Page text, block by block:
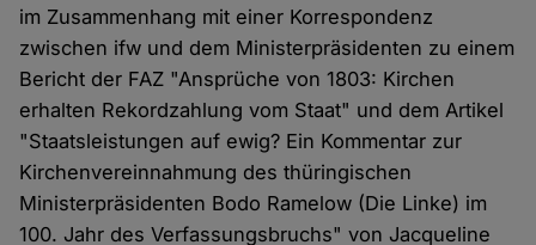
im Zusammenhang mit einer Korrespondenz
zwischen ifw und dem Ministerpräsidenten zu einem
Bericht der FAZ "Ansprüche von 1803: Kirchen
erhalten Rekordzahlung vom Staat" und dem Artikel
"Staatsleistungen auf ewig? Ein Kommentar zur
Kirchenvereinnahmung des thüringischen
Ministerpräsidenten Bodo Ramelow (Die Linke) im
100. Jahr des Verfassungsbruchs" von Jacqueline